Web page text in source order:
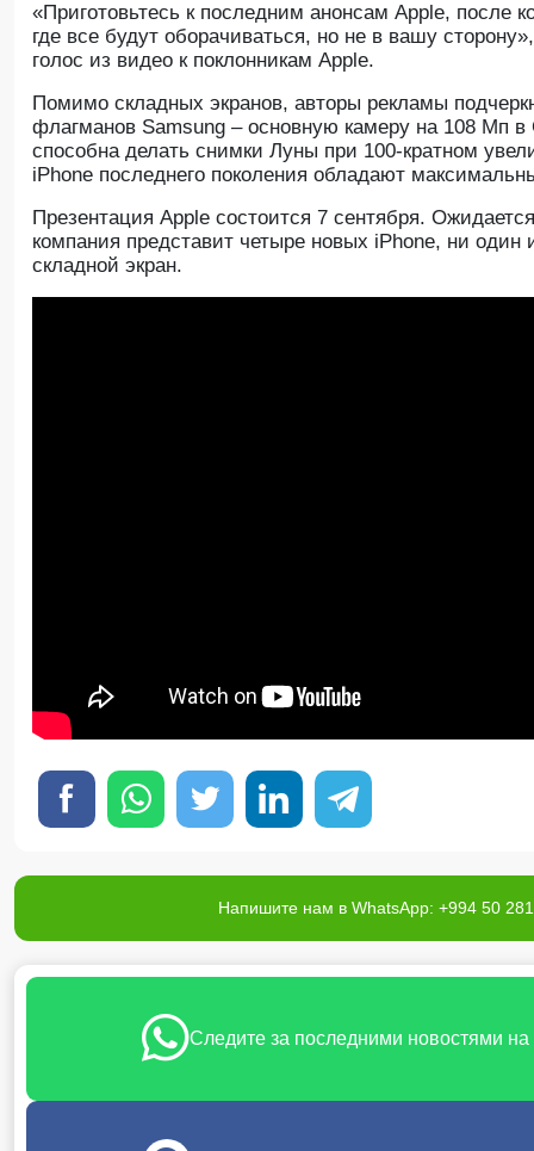
«Приготовьтесь к последним анонсам Apple, после
где все будут оборачиваться, но не в вашу
голос из видео к поклонникам Apple.
Помимо складных экранов, авторы рекламы
флагманов Samsung – основную камеру на 108 Мп в
способна делать снимки Луны при 100-кратном
iPhone последнего поколения обладают
Презентация Apple состоится 7 сентября.
компания представит четыре новых iPhone, ни один
складной экран.
Напишите нам в WhatsApp: +994 50
Следите за последними новостями